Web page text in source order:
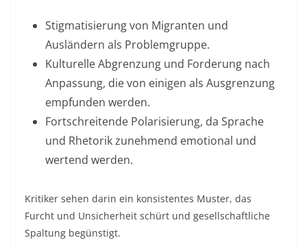
Stigmatisierung von Migranten und
Ausländern als Problemgruppe.
Kulturelle Abgrenzung und Forderung nach
Anpassung, die von einigen als Ausgrenzung
empfunden werden.
Fortschreitende Polarisierung, da Sprache
und Rhetorik zunehmend emotional und
wertend werden.
Kritiker sehen darin ein konsistentes Muster, das
Furcht und Unsicherheit schürt und gesellschaftliche
Spaltung begünstigt.